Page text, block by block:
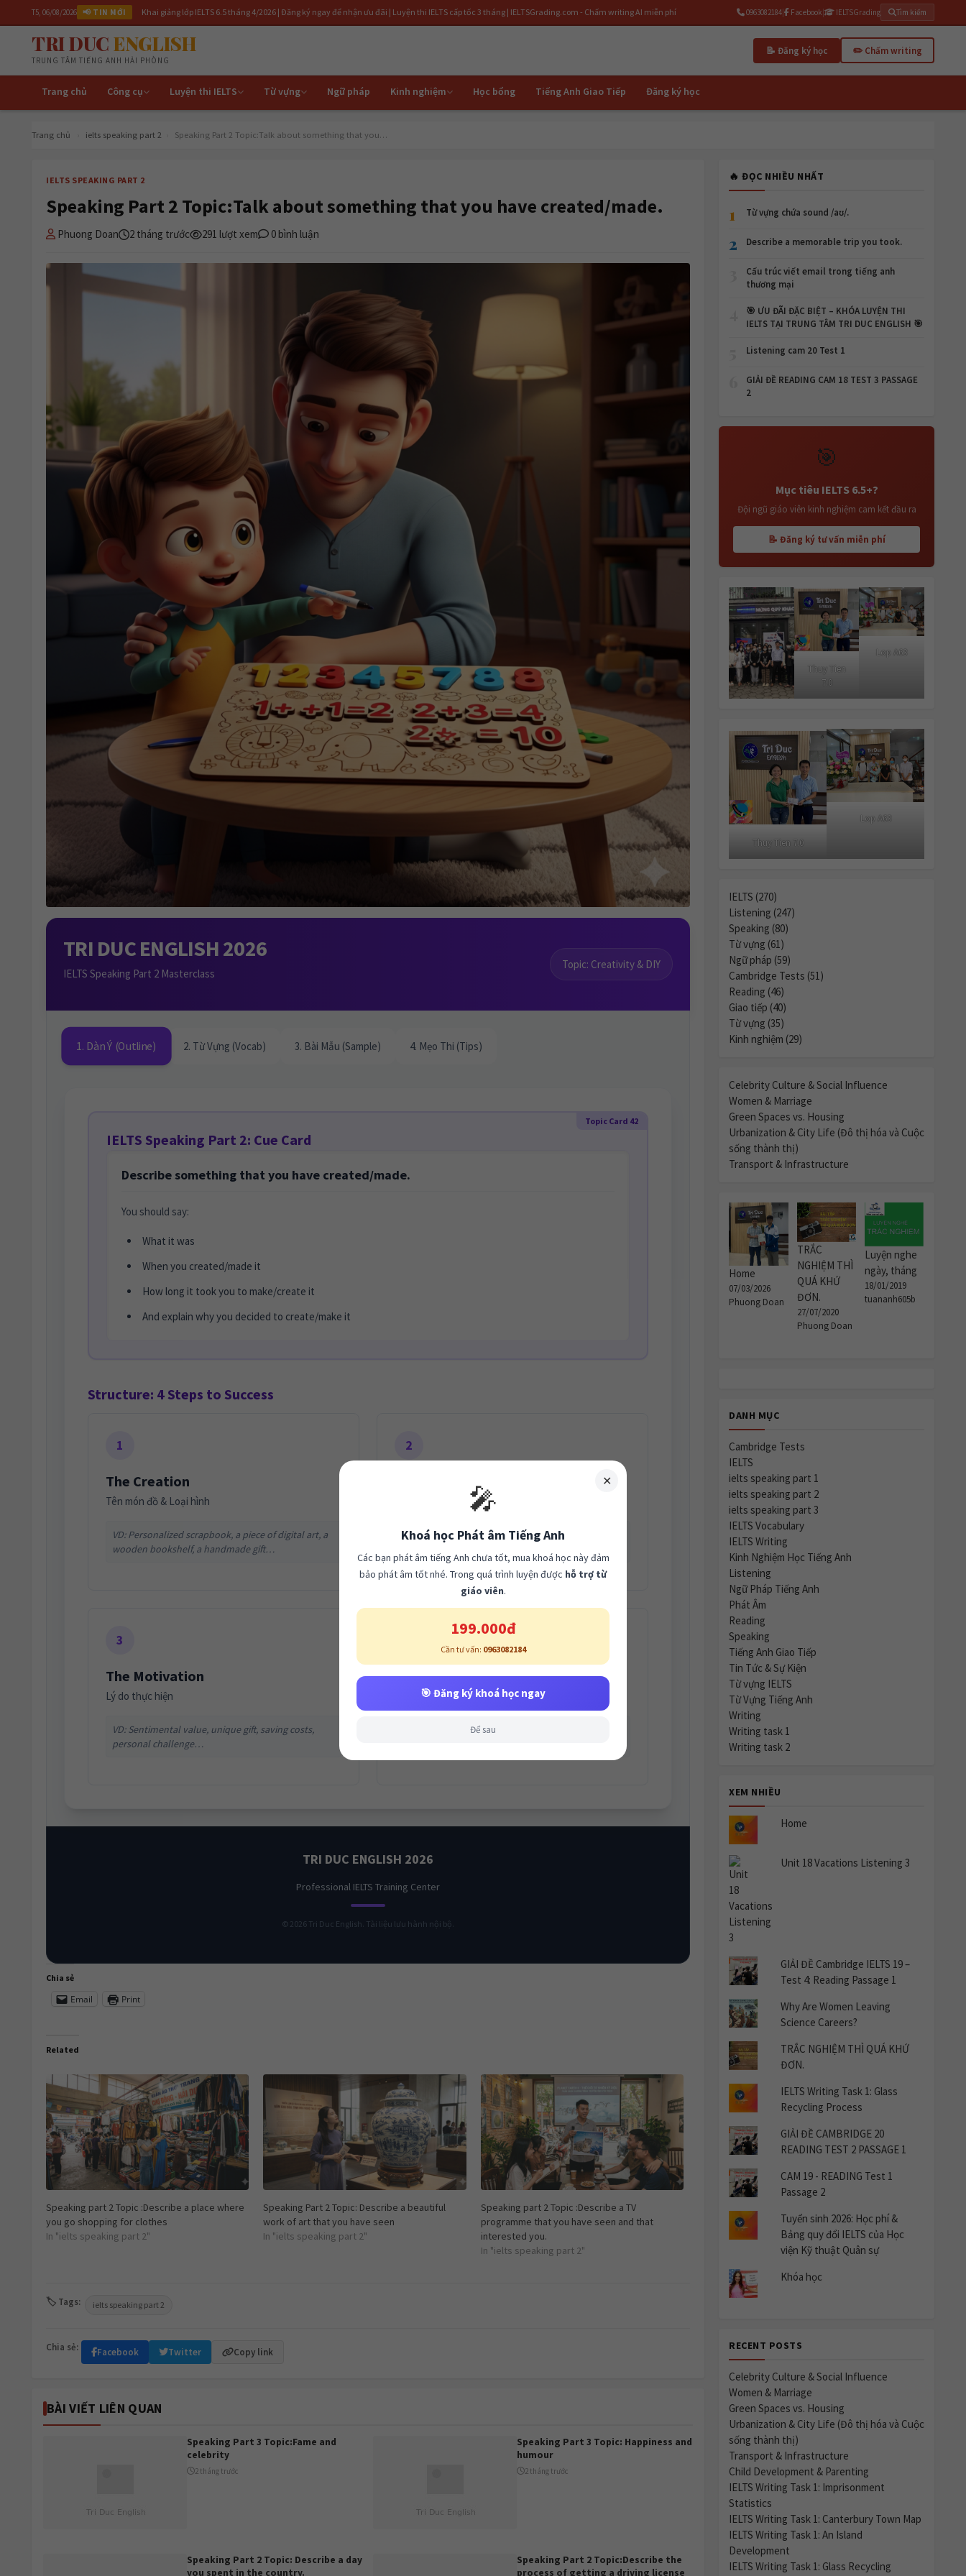
T5, 06/08/2026 📢 TIN MỚI
Khai giảng lớp IELTS 6.5 tháng 4/2026 | Đăng ký ngay để nhận ưu đãi | Luyện thi IELTS cấp tốc 3 tháng | IELTSGrading.com - Chấm writing AI miễn phí 0963082184| Facebook| IELTSGrading Tìm kiếm
TRI DUC ENGLISH
TRUNG TÂM TIẾNG ANH HẢI PHÒNG
📝 Đăng ký học ✏️ Chấm writing
Trang chủ Công cụ Luyện thi IELTS Từ vựng Ngữ pháp Kinh nghiệm Học bổng Tiếng Anh Giao Tiếp Đăng ký học
Trang chủ ielts speaking part 2 Speaking Part 2 Topic:Talk about something that you…
IELTS SPEAKING PART 2
Speaking Part 2 Topic:Talk about something that you have created/made.
Phuong Doan 2 tháng trước 291 lượt xem 0 bình luận
TRI DUC ENGLISH 2026
IELTS Speaking Part 2 Masterclass
Topic: Creativity & DIY
1. Dàn Ý (Outline) 2. Từ Vựng (Vocab) 3. Bài Mẫu (Sample) 4. Mẹo Thi (Tips)
Topic Card 42
IELTS Speaking Part 2: Cue Card
Describe something that you have created/made.
You should say:
What it was
When you created/made it
How long it took you to make/create it
And explain why you decided to create/make it
Structure: 4 Steps to Success
1
The Creation
Tên món đồ & Loại hình
VD: Personalized scrapbook, a piece of digital art, a
wooden bookshelf, a handmade gift…
2
Process & Effort
Quy trình & Thời gian
VD: Crafted it from scratch, spent weeks of
3
The Motivation
Lý do thực hiện
VD: Sentimental value, unique gift, saving costs,
personal challenge…
The Outcome
Kết quả & Cảm xúc
VD: Sense of accomplishment, heart-warming
TRI DUC ENGLISH 2026
Professional IELTS Training Center
© 2026 Tri Duc English. Tài liệu lưu hành nội bộ.
Chia sẻ
Email Print
Related
Speaking part 2 Topic :Describe a place where
you go shopping for clothes
In "ielts speaking part 2"
Speaking Part 2 Topic: Describe a beautiful
work of art that you have seen
In "ielts speaking part 2"
Speaking part 2 Topic :Describe a TV
programme that you have seen and that
interested you.
In "ielts speaking part 2"
🏷 Tags: ielts speaking part 2
Chia sẻ: Facebook Twitter Copy link
BÀI VIẾT LIÊN QUAN
Speaking Part 3 Topic:Fame and
celebrity
2 tháng trước
Speaking Part 3 Topic: Happiness and
humour
2 tháng trước
Speaking Part 2 Topic: Describe a day
you spent in the country.
Speaking Part 2 Topic:Describe the
process of getting a driving license
🔥 ĐỌC NHIỀU NHẤT
1 Từ vựng chứa sound /aʊ/.
2 Describe a memorable trip you took.
Cấu trúc viết email trong tiếng anh
thương mại
🎯 ƯU ĐÃI ĐẶC BIỆT – KHÓA LUYỆN THI
IELTS TẠI TRUNG TÂM TRI DUC ENGLISH 🎯
Listening cam 20 Test 1
GIẢI ĐỀ READING CAM 18 TEST 3 PASSAGE
2
🎯
Mục tiêu IELTS 6.5+?
Đội ngũ giáo viên kinh nghiệm cam kết đầu ra
📝 Đăng ký tư vấn miễn phí
Thuy Tien
7.0
Lop A63
Thuy Tien 7.0
Lop A63
IELTS (270)
Listening (247)
Speaking (80)
Từ vựng (61)
Ngữ pháp (59)
Cambridge Tests (51)
Reading (46)
Giao tiếp (40)
Từ vựng (35)
Kinh nghiệm (29)
Celebrity Culture & Social Influence
Women & Marriage
Green Spaces vs. Housing
Urbanization & City Life (Đô thị hóa và Cuộc
sống thành thị)
Transport & Infrastructure
Home
07/03/2026
Phuong Doan
TRẮC
NGHIỆM THÌ
QUÁ KHỨ
ĐƠN.
27/07/2020
Phuong Doan
Luyện nghe
ngày, tháng
18/01/2019
tuananh605b
DANH MỤC
Cambridge Tests
IELTS
ielts speaking part 1
ielts speaking part 2
ielts speaking part 3
IELTS Vocabulary
IELTS Writing
Kinh Nghiệm Học Tiếng Anh
Listening
Ngữ Pháp Tiếng Anh
Phát Âm
Reading
Speaking
Tiếng Anh Giao Tiếp
Tin Tức & Sự Kiện
Từ vựng IELTS
Từ Vựng Tiếng Anh
Writing
Writing task 1
Writing task 2
XEM NHIỀU
Home
Unit 18 Vacations Listening 3
GIẢI ĐỀ Cambridge IELTS 19 –
Test 4: Reading Passage 1
Why Are Women Leaving
Science Careers?
TRẮC NGHIỆM THÌ QUÁ KHỨ
ĐƠN.
IELTS Writing Task 1: Glass
Recycling Process
GIẢI ĐỀ CAMBRIDGE 20
READING TEST 2 PASSAGE 1
CAM 19 - READING Test 1
Passage 2
Tuyển sinh 2026: Học phí &
Bảng quy đổi IELTS của Học
viện Kỹ thuật Quân sự
Khóa học
RECENT POSTS
Celebrity Culture & Social Influence
Women & Marriage
Green Spaces vs. Housing
Urbanization & City Life (Đô thị hóa và Cuộc
sống thành thị)
Transport & Infrastructure
Child Development & Parenting
IELTS Writing Task 1: Imprisonment
Statistics
IELTS Writing Task 1: Canterbury Town Map
IELTS Writing Task 1: An Island
Development
IELTS Writing Task 1: Glass Recycling
✕
🎤
Khoá học Phát âm Tiếng Anh
Các bạn phát âm tiếng Anh chưa tốt, mua khoá học này đảm
bảo phát âm tốt nhé. Trong quá trình luyện được hỗ trợ từ
giáo viên.
199.000đ
Cần tư vấn: 0963082184
🎯 Đăng ký khoá học ngay
Để sau